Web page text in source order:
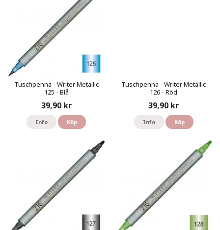
Tuschpenna - Writer Metallic
125 - Blå
39,90 kr
Info Köp
Tuschpenna - Writer Metallic
126 - Röd
39,90 kr
Info Köp